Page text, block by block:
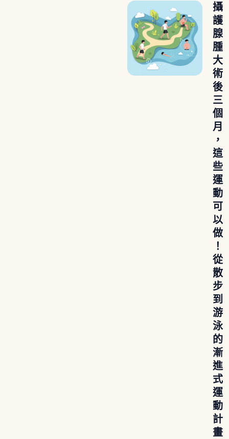
攝
護
腺
腫
大
術
後
三
個
月
，
這
些
運
動
可
以
做
！
從
散
步
到
游
泳
的
漸
進
式
運
動
計
畫